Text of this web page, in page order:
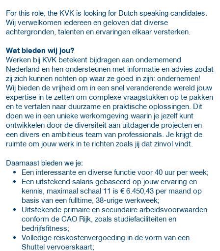
For this role, the KVK is looking for Dutch speaking candidates.
Wij verwelkomen iedereen en geloven dat diverse
achtergronden, talenten en ervaringen elkaar versterken.
Wat bieden wij jou?
Werken bij KVK betekent bijdragen aan ondernemend
Nederland en hen ondersteunen met informatie en advies zodat
zij zich kunnen richten op waar ze goed in zijn: ondernemen!
Wij bieden de vrijheid om in een snel veranderende wereld jouw
expertise in te zetten om complexe vraagstukken op te pakken
en te vertalen naar duurzame en praktische oplossingen. Dit
doen we in een unieke werkomgeving waarin je jezelf kunt
ontwikkelen door de diversiteit aan uitdagende projecten en
een divers en ambitieus team van professionals. Je krijgt de
ruimte om jouw werk in te richten zoals jij dat zinvol vindt.
Daarnaast bieden we je:
Een interessante en diverse functie voor 40 uur per week;
Een uitstekend salaris gebaseerd op jouw ervaring en
kennis, maximaal schaal 11 is € 6.450,43 per maand op
basis van een fulltime, 38-urige werkweek;
Uitstekende primaire en secundaire arbeidsvoorwaarden
conform de CAO Rijk, zoals studiefaciliteiten en
bedrijfsfitness;
Volledige reiskostenvergoeding in de vorm van een
Shuttel vervoerskaart;